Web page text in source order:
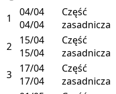
1
04/04
04/04
Część
zasadnicza
2
15/04
15/04
Część
zasadnicza
3
17/04
17/04
Część
zasadnicza